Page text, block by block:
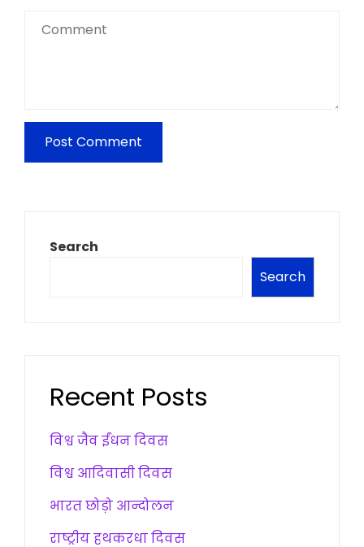
Search
Search
Recent Posts
विश्व जैव ईंधन दिवस
विश्व आदिवासी दिवस
भारत छोड़ो आन्दोलन
राष्ट्रीय हथकरधा दिवस